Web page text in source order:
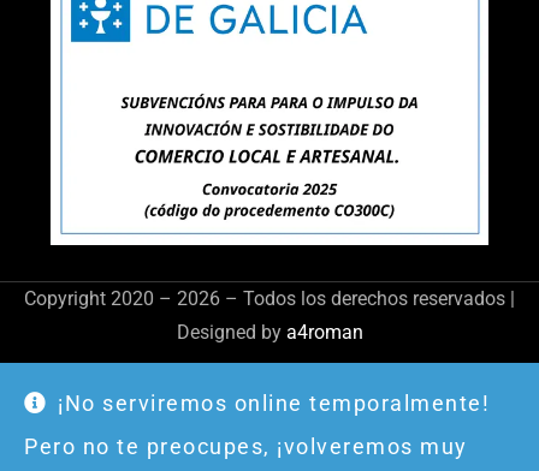
¡No serviremos online temporalmente!
Pero no te preocupes, ¡volveremos muy
Copyright 2020 – 2026 – Todos los derechos reservados |
Designed by a4roman